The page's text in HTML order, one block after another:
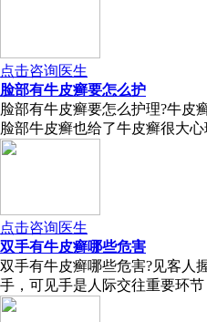
点击咨询医生
脸部有牛皮癣要怎么护
脸部有牛皮癣要怎么护理?牛皮
脸部牛皮癣也给了牛皮癣很大
点击咨询医生
双手有牛皮癣哪些危害
双手有牛皮癣哪些危害?见客人
手，可见手是人际交往重要环